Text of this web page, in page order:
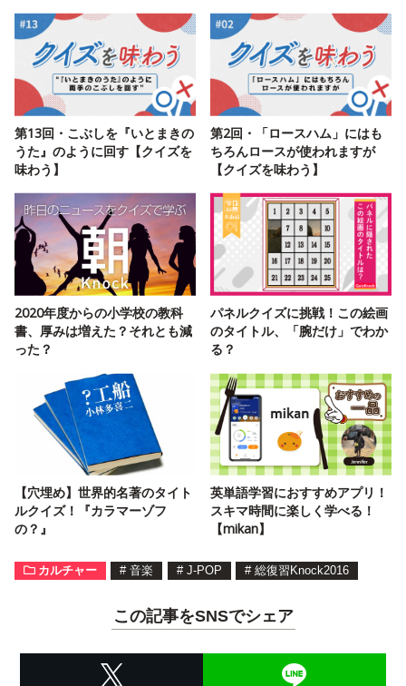
第13回・こぶしを『いとまきの
うた』のように回す【クイズを
味わう】
第2回・「ロースハム」にはも
ちろんロースが使われますが
【クイズを味わう】
2020年度からの小学校の教科
書、厚みは増えた？それとも減
った？
パネルクイズに挑戦！この絵画
のタイトル、「腕だけ」でわか
る？
【穴埋め】世界的名著のタイト
ルクイズ！『カラマーゾフ
の？』
英単語学習におすすめアプリ！
スキマ時間に楽しく学べる！
【mikan】
カルチャー # 音楽 # J-POP # 総復習Knock2016
この記事をSNSでシェア